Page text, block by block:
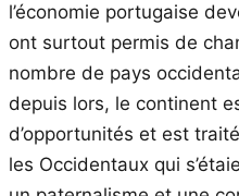
l’économie portugaise
ont surtout permis de
nombre de pays
depuis lors, le continent
d’opportunités et est
les Occidentaux qui